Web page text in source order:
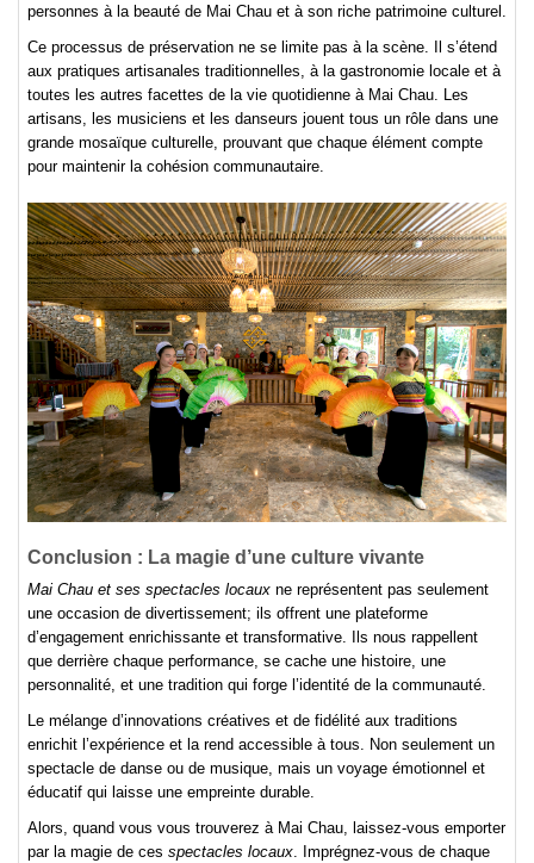
personnes à la beauté de Mai Chau et à son riche patrimoine culturel.
Ce processus de préservation ne se limite pas à la scène. Il s’étend
aux pratiques artisanales traditionnelles, à la gastronomie locale et à
toutes les autres facettes de la vie quotidienne à Mai Chau. Les
artisans, les musiciens et les danseurs jouent tous un rôle dans une
grande mosaïque culturelle, prouvant que chaque élément compte
pour maintenir la cohésion communautaire.
Conclusion : La magie d’une culture vivante
Mai Chau et ses spectacles locaux ne représentent pas seulement
une occasion de divertissement; ils offrent une plateforme
d’engagement enrichissante et transformative. Ils nous rappellent
que derrière chaque performance, se cache une histoire, une
personnalité, et une tradition qui forge l’identité de la communauté.
Le mélange d’innovations créatives et de fidélité aux traditions
enrichit l’expérience et la rend accessible à tous. Non seulement un
spectacle de danse ou de musique, mais un voyage émotionnel et
éducatif qui laisse une empreinte durable.
Alors, quand vous vous trouverez à Mai Chau, laissez-vous emporter
par la magie de ces spectacles locaux. Imprégnez-vous de chaque